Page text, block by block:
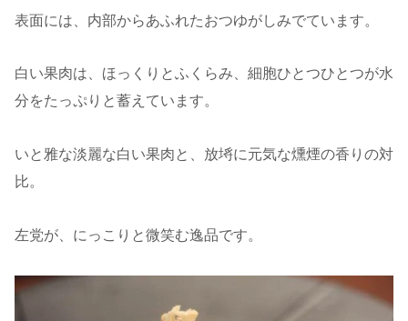
表面には、内部からあふれたおつゆがしみでています。
白い果肉は、ほっくりとふくらみ、細胞ひとつひとつが水
分をたっぷりと蓄えています。
いと雅な淡麗な白い果肉と、放埓に元気な燻煙の香りの対
比。
左党が、にっこりと微笑む逸品です。